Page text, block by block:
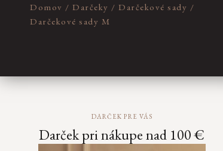
produktov
Domov / Darčeky / Darčekové sady /
Darčekové sady M
DARČEK PRE VÁS
Darček pri nákupe nad 100 €